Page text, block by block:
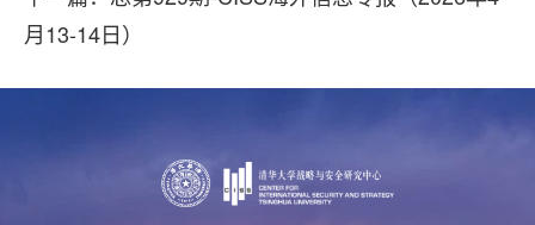
月13-14日）